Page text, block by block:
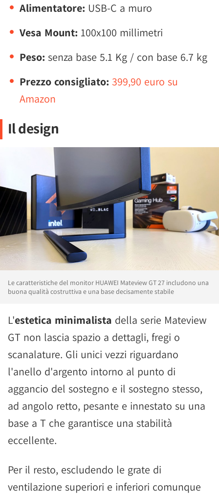
Alimentatore: USB-C a muro
Vesa Mount: 100x100 millimetri
Peso: senza base 5.1 Kg / con base 6.7 kg
Prezzo consigliato: 399,90 euro su
Amazon
Il design
Le caratteristiche del monitor HUAWEI Mateview GT 27 includono una
buona qualità costruttiva e una base decisamente stabile
L'estetica minimalista della serie Mateview
GT non lascia spazio a dettagli, fregi o
scanalature. Gli unici vezzi riguardano
l'anello d'argento intorno al punto di
aggancio del sostegno e il sostegno stesso,
ad angolo retto, pesante e innestato su una
base a T che garantisce una stabilità
eccellente.
Per il resto, escludendo le grate di
ventilazione superiori e inferiori comunque